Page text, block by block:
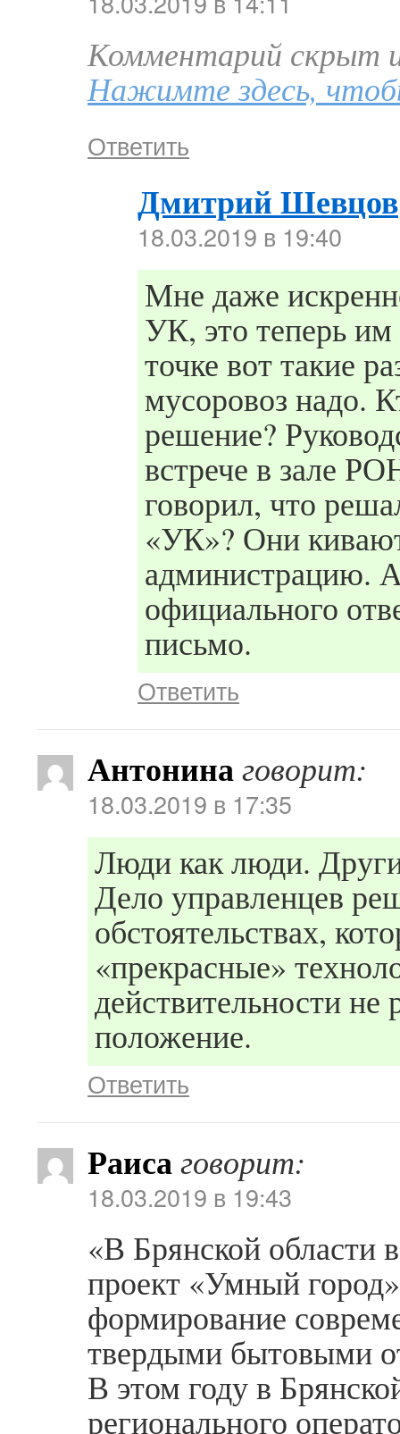
Комментарий скрыт
Нажимте здесь,
Ответить
Дмитрий Шевцов
18.03.2019 в 19:40
Мне даже
УК, это теперь
точке вот такие
мусоровоз надо.
решение?
встрече в зале
говорил, что
«УК»? Они
администрацию.
официального
письмо.
Ответить
Антонинаговорит:
18.03.2019 в 17:35
Люди как люди.
Дело управленцев
обстоятельствах,
«прекрасные»
действительности
положение.
Ответить
Раисаговорит:
18.03.2019 в 19:43
«В Брянской области
проект «Умный
формирование
твердыми бытовыми
В этом году в
регионального